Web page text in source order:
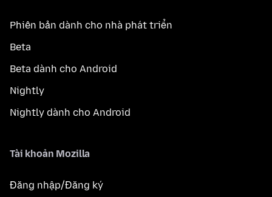
Phiên bản dành cho nhà phát triển
Beta
Beta dành cho Android
Nightly
Nightly dành cho Android
Tài khoản Mozilla
Đăng nhập/Đăng ký